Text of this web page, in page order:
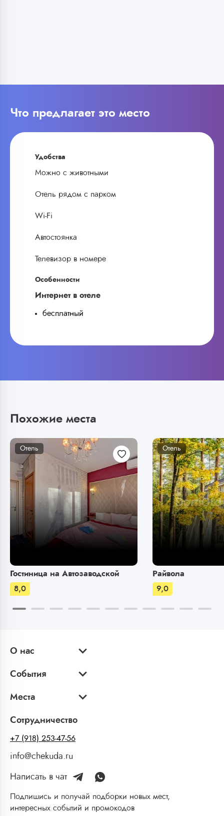
Что предлагает это место
Удобства
Можно с животными
Отель рядом с парком
Wi-Fi
Автостоянка
Телевизор в номере
Особенности
Интернет в отеле
бесплатный
Похожие места
Отель
Гостиница на Автозаводской
8,0
Отель
Райвола
9,0
О нас
События
Места
Сотрудничество
+7 (918) 253-47-56
info@chekuda.ru
Написать в чат
Подпишись и получай подборки новых мест,
интересных событий и промокодов